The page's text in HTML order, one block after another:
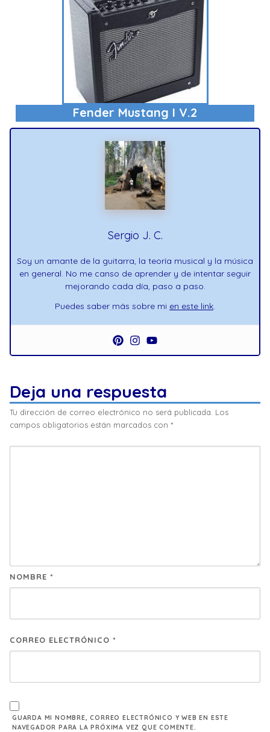
Fender Mustang I V.2
Sergio J. C.
Soy un amante de la guitarra, la teoría musical y la música
en general. No me canso de aprender y de intentar seguir
mejorando cada día, paso a paso.
Puedes saber más sobre mi en este link.
Deja una respuesta
Tu dirección de correo electrónico no será publicada. Los
campos obligatorios están marcados con *
NOMBRE *
CORREO ELECTRÓNICO *
GUARDA MI NOMBRE, CORREO ELECTRÓNICO Y WEB EN ESTE
NAVEGADOR PARA LA PRÓXIMA VEZ QUE COMENTE.